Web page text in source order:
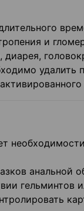
и
удалить
анальной